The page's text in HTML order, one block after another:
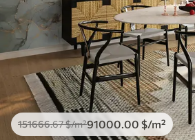
151666.67$/m²91000.00 $/m²